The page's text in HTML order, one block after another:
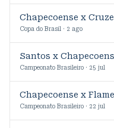
Chapecoense x
Copa do Brasil · 2 ago
Santos x
Campeonato Brasileiro · 25 jul
Chapecoense x
Campeonato Brasileiro · 22 jul